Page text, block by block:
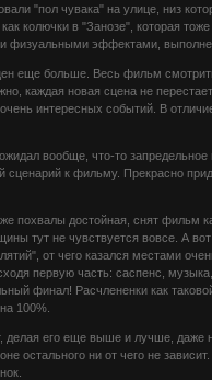
"пол чувака" на улице, низ
колючки в "Занозе", которая
физуальными эффектами,
еще больше. Весь фильм
каждая новая сцена не
интересных событий. В
вообще, что-то
сценарий к фильму. Прекрасно
похвалы достойная, снят фильм
тут не чувствуется вовсе. А
от чего казался местами
первую часть: саспенс, музыка,
финал! Расчлененки как
100%.
его еще выше и лучше, даже
остального ни от чего не